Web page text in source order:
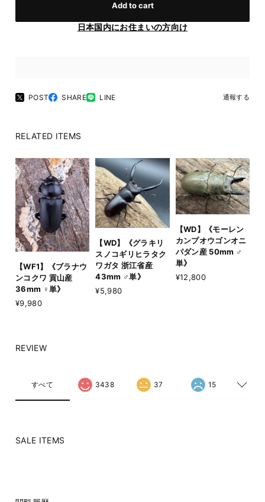
Add to cart
日本国内にお住まいの方向け
POST SHARE LINE 通報する
RELATED ITEMS
【WF1】《ブラナウ
ンコクワ 貢山産
36mm ♀単》
¥9,980
【WD】《グラキリ
スノコギリヒラタク
ワガタ 浙江省産
43mm ♂単》
¥5,980
【WD】《モーレン
カンプオウゴンオニ
パダン産 50mm ♂
単》
¥12,800
REVIEW
すべて 3438 37 15
SALE ITEMS